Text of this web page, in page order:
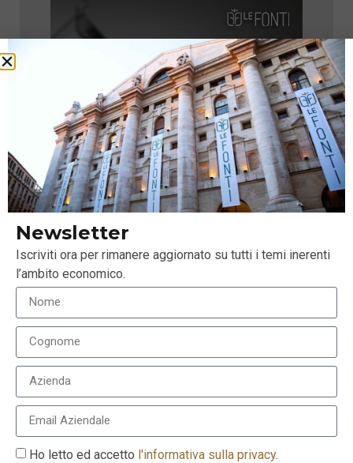
I più recenti
Milano celebra l’eccellenza con la XVI
edizione dei Le Fonti Awards il 25 giugno
Newsletter
Iscriviti ora per rimanere aggiornato su tutti i temi inerenti
l’ambito economico.
Ho letto ed accetto l'informativa sulla privacy.